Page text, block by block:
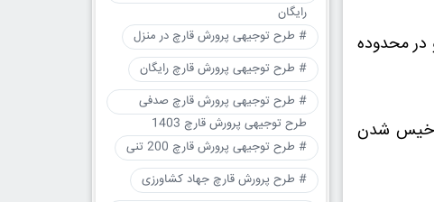
در محدوده
خیس شدن
رایگان
# طرح توجیهی پرورش قارچ در منزل
# طرح توجیهی پرورش قارچ رایگان
# طرح توجیهی پرورش قارچ صدفی
طرح توجیهی پرورش قارچ 1403
# طرح توجیهی پرورش قارچ 200 تنی
# طرح پرورش قارچ جهاد کشاورزی